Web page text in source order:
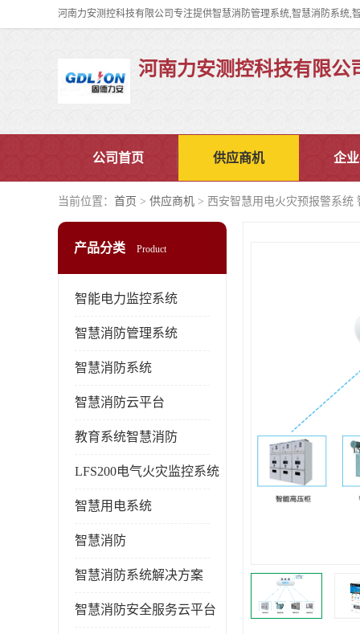
河南力安测控科技有限公
公司首页 供应商机 企
当前位置： 首页 > 供应商机 > 西安智慧用电火灾预报警系统
产品分类 Product
智能电力监控系统
智慧消防管理系统
智慧消防系统
智慧消防云平台
教育系统智慧消防
LFS200电气火灾监控系统
智慧用电系统
智慧消防
智慧消防系统解决方案
智慧消防安全服务云平台